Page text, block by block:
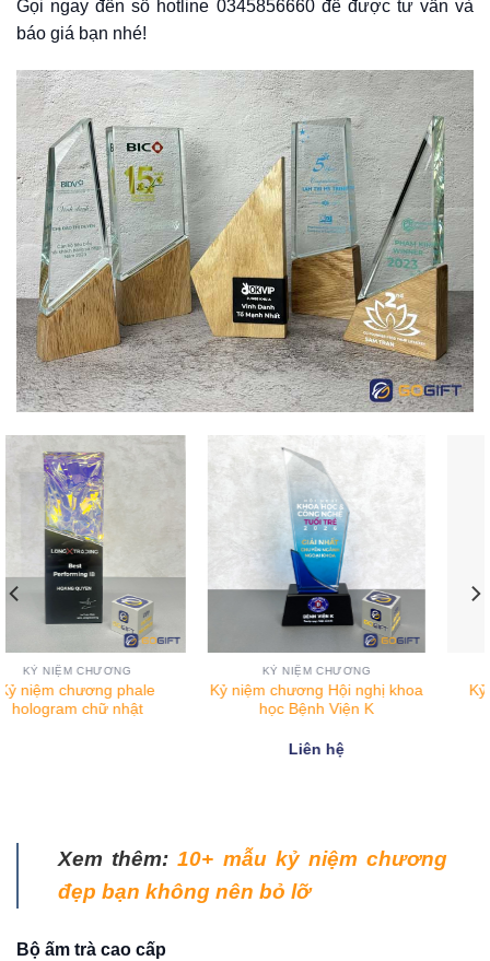
Gọi ngay đến số hotline 0345856660 để được tư vấn và
báo giá bạn nhé!
KỶ NIỆM CHƯƠNG
Kỷ niệm chương Hội nghị khoa
học Bệnh Viện K
KỶ NIỆM CHƯƠNG
Kỷ niệm chương Hyundai
Thâm Niên
Liên hệ
Xem thêm:10+ mẫu kỷ niệm chương
đẹp bạn không nên bỏ lỡ
Bộ ấm trà cao cấp